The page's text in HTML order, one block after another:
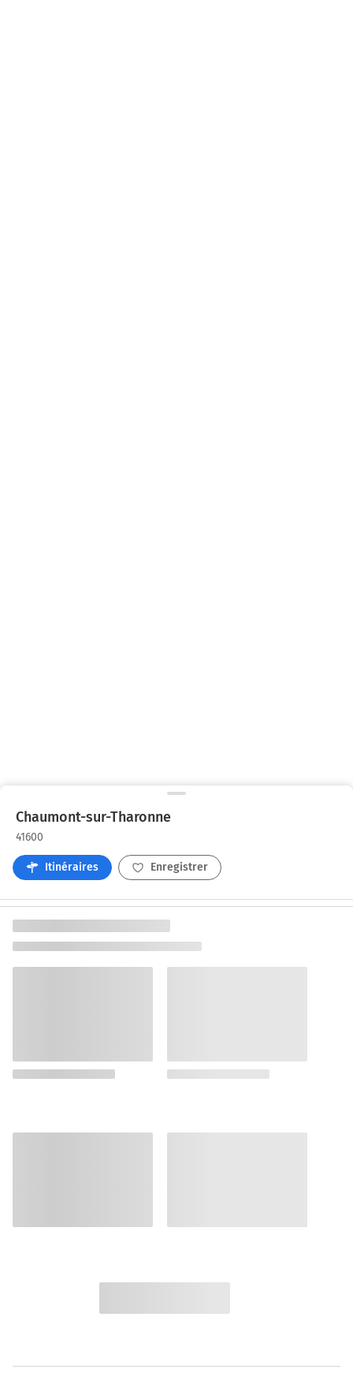
Chaumont-sur-Tharonne
41600
Itinéraires Enregistrer